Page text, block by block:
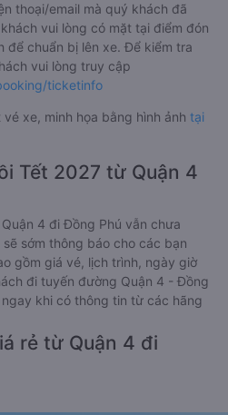
thoại/email mà quý khách đã
vui lòng có mặt tại điểm đón
để chuẩn bị lên xe. Để kiểm tra
vui lòng truy cập
ticketinfo
xe, minh họa bằng hình ảnh tại
Tết 2027 từ Quận 4
4 đi Đồng Phú vẫn chưa
sớm thông báo cho các bạn
gồm giá vé, lịch trình, ngày giờ
đi tuyến đường Quận 4 - Đồng
khi có thông tin từ các hãng
rẻ từ Quận 4 đi